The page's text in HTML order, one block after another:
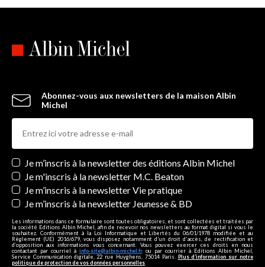
Abonnez-vous aux newsletters de la maison Albin
Michel
Newsletters
Je m’inscris à la newsletter des éditions Albin Michel
Je m'inscris à la newsletter M.C. Beaton
Je m’inscris à la newsletter Vie pratique
Je m’inscris à la newsletter Jeunesse & BD
Les informations dans ce formulaire sont toutes obligatoires, et sont collectées et traitées par
la société Editions Albin Michel, afin de recevoir nos newsletters au format digital si vous le
souhaitez. Conformément à la Loi Informatique et Libertés du 06/01/1978 modifiée et au
Règlement (UE) 2016/679, vous disposez notamment d'un droit d'accès, de rectification et
d’opposition aux informations vous concernant. Vous pouvez exercer ces droits en nous
contactant par courriel à info-site@albin-michel.fr ou par courrier à Editions Albin Michel,
Service Communication digitale, 22 rue Huyghens, 75014 Paris. Plus d’information sur notre
politique de protection de vos données personnelles